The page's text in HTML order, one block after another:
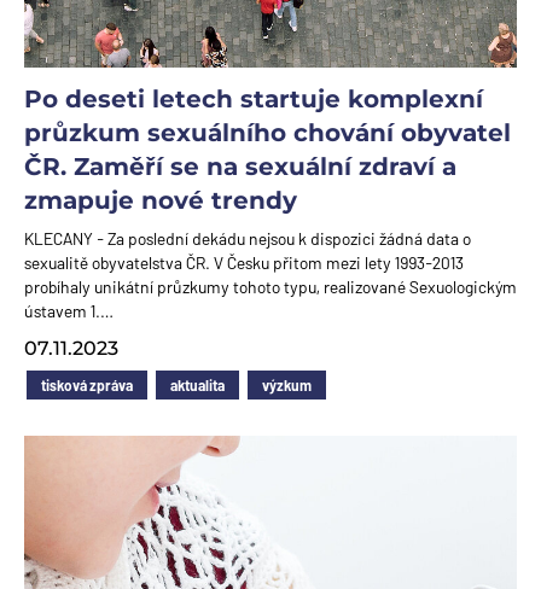
Po deseti letech startuje komplexní
průzkum sexuálního chování obyvatel
ČR. Zaměří se na sexuální zdraví a
zmapuje nové trendy
KLECANY - Za poslední dekádu nejsou k dispozici žádná data o
sexualitě obyvatelstva ČR. V Česku přitom mezi lety 1993-2013
probíhaly unikátní průzkumy tohoto typu, realizované Sexuologickým
ústavem 1.…
07.11.2023
tisková zpráva aktualita výzkum